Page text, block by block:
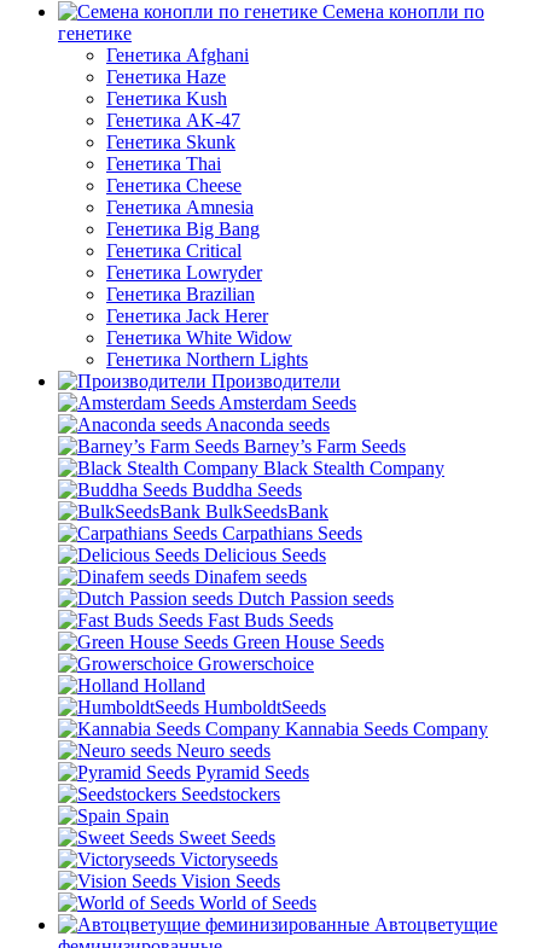
Семена конопли по
генетике
Генетика Afghani
Генетика Haze
Генетика Kush
Генетика AK-47
Генетика Skunk
Генетика Thai
Генетика Cheese
Генетика Amnesia
Генетика Big Bang
Генетика Critical
Генетика Lowryder
Генетика Brazilian
Генетика Jack Herer
Генетика White Widow
Генетика Northern Lights
Производители
Amsterdam Seeds
Anaconda seeds
Barney’s Farm Seeds
Black Stealth Company
Buddha Seeds
BulkSeedsBank
Carpathians Seeds
Delicious Seeds
Dinafem seeds
Dutch Passion seeds
Fast Buds Seeds
Green House Seeds
Growerschoice
Holland
HumboldtSeeds
Kannabia Seeds Company
Neuro seeds
Pyramid Seeds
Seedstockers
Spain
Sweet Seeds
Victoryseeds
Vision Seeds
World of Seeds
Автоцветущие